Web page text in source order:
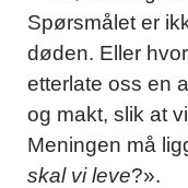
Spørsmålet er
døden. Eller
etterlate oss en
og makt, slik at
Meningen må
skal vi leve?».